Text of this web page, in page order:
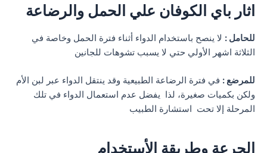
اثار باي الكوفان علي الحمل والرضاعة
للحامل : لا ينصح باستخدام الدواء أثناء فترة الحمل وخاصة في
الثلاثة اشهر الأولي حتي لا يسبب تشوهات للجانين
للمرضع : في فترة الرضاعة الطبيعية وقد ينتقل الدواء عبر لبن الأم
ولكن بكميات صغيرة، لذا يفضل عدم استعمال الدواء في تلك
المرحلة إلا تحت استشارة الطبيب
الجرعة وطريقة الأستخدام